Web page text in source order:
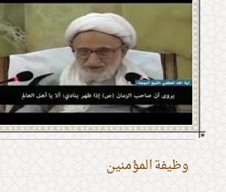
وظيفة المؤمنين